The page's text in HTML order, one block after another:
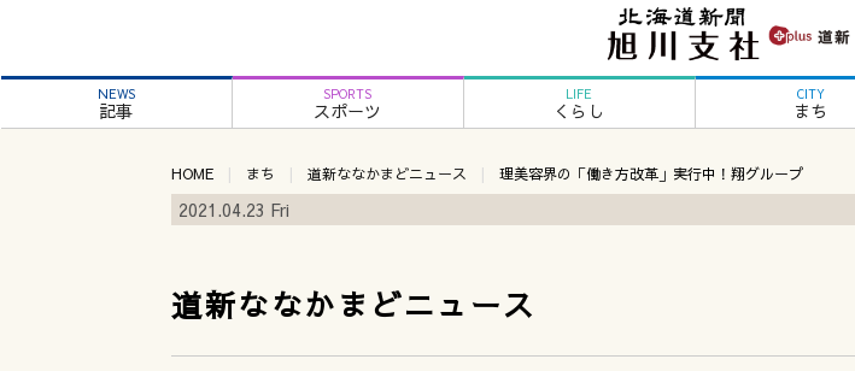
NEWS
記事
SPORTS
スポーツ
LIFE
くらし
CITY
まち
HOME まち 道新ななかまどニュース 理美容界の「働き方改革」実行中！翔グループ
2021.04.23 Fri
道新ななかまどニュース